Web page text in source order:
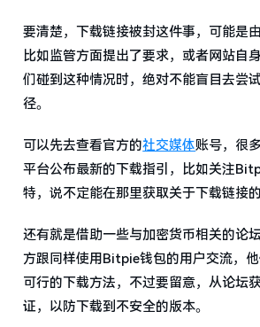
要清楚，下载链接被封这件事，可能是
比如监管方面提出了要求，或者网站自
们碰到这种情况时，绝对不能盲目去尝
径。
可以先去查看官方的社交媒体账号，很
平台公布最新的下载指引，比如关注
特，说不定能在那里获取关于下载链接的
还有就是借助一些与加密货币相关的论
方跟同样使用Bitpie钱包的用户交流，
可行的下载方法，不过要留意，从论坛
证，以防下载到不安全的版本。